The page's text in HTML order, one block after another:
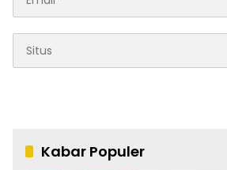
Kabar Populer